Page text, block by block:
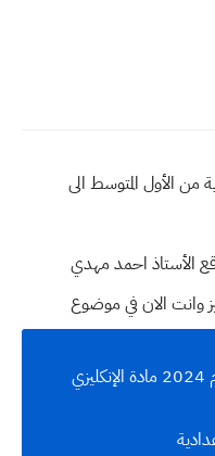
الإنكليزية من الأول المتوسط الى
الأستاذ احمد مهدي
الان في موضوع
أسئلة امتحان نصف السنة للعام 2024 مادة الإنكليزي